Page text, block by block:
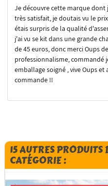
Je découvre cette marque
très satisfait, je doutais vu le
étais surpris de la qualité
j'ai vu se kit dans une grande
de 45 euros, donc merci Oups
professionnalisme, commandé
emballage soigné , vive Oups
commande !!
15 AUTRES PRODUITS
CATÉGORIE :